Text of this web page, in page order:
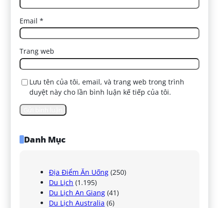
Email*
Trang web
Lưu tên của tôi, email, và trang web trong trình
duyệt này cho lần bình luận kế tiếp của tôi.
Danh Mục
Địa Điểm Ăn Uống (250)
Du Lịch (1.195)
Du Lịch An Giang (41)
Du Lịch Australia (6)